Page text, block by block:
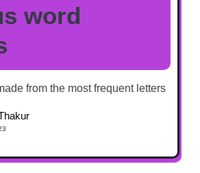
word
from the most frequent letters